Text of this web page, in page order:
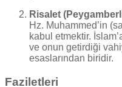
Risalet
Hz. Muhammed’in
kabul etmektir.
ve onun getirdiği
esaslarından biridir.
Faziletleri